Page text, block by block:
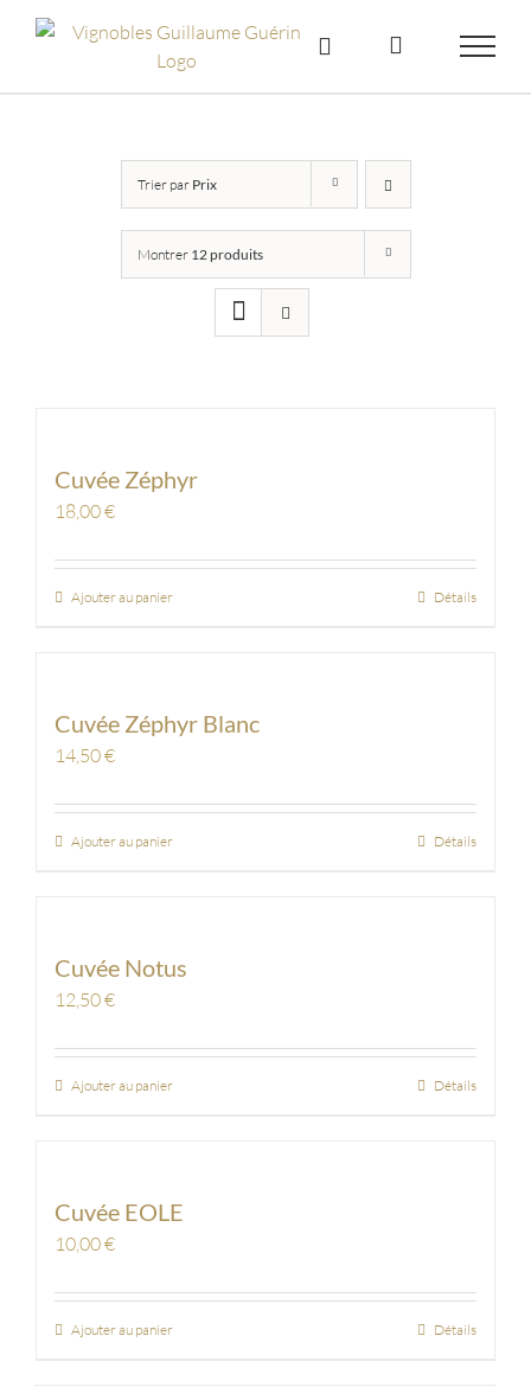
Trier par Prix
Montrer 12 produits
Cuvée Zéphyr
18,00€
Ajouter au panier Détails
Cuvée Zéphyr Blanc
14,50€
Ajouter au panier Détails
Cuvée Notus
12,50€
Ajouter au panier Détails
Cuvée EOLE
10,00€
Ajouter au panier Détails